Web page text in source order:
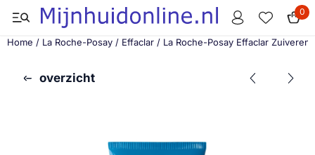
Cookievoorkeuren zijn momenteel gesloten. 0
Home / La Roche-Posay / Effaclar / La Roche-Posay Effaclar
overzicht